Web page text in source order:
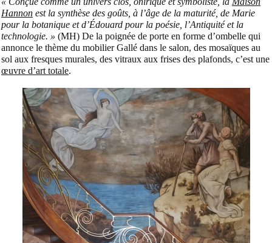
Hannon est la synthèse des goûts, à l’âge de la maturité, de Marie
pour la botanique et d’Édouard pour la poésie, l’Antiquité et la
technologie. » (MH) De la poignée de porte en forme d’ombelle qui
annonce le thème du mobilier Gallé dans le salon, des mosaïques au
sol aux fresques murales, des vitraux aux frises des plafonds, c’est une
œuvre d’art totale.